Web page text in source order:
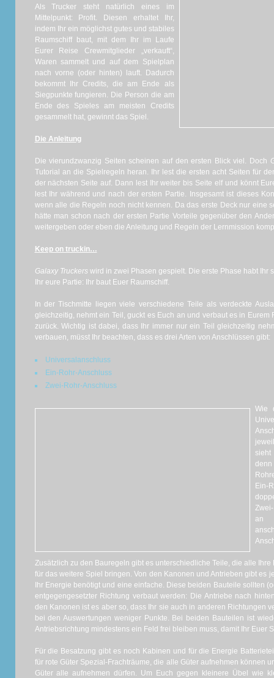
Als Trucker steht natürlich eines im
Mittelpunkt: Profit. Diesen erhaltet Ihr,
indem Ihr ein möglichst gutes und stabiles
Raumschiff baut, mit dem Ihr im Laufe
Eurer Reise Crewmitglieder „verkauft“,
Waren sammelt und auf dem Spielplan
nach vorne (oder hinten) lauft. Dadurch
bekommt Ihr Credits, die am Ende als
Siegpunkte fungieren. Die Person die am
Ende des Spieles am meisten Credits
gesammelt hat, gewinnt das Spiel.
Die Anleitung
Die vierundzwanzig Seiten scheinen auf den ersten Blick viel. Doch
Tutorial an die Spielregeln heran. Ihr lest die ersten acht Seiten für
der nächsten Seite auf. Dann lest Ihr weiter bis Seite elf und könnt
lest Ihr während und nach der ersten Partie. Insgesamt ist dieses
wenn alle die Regeln noch nicht kennen. Da das erste Deck nur eine
hätte man schon nach der ersten Partie Vorteile gegenüber den
weitergeben oder eben die Anleitung und Regeln der Lernmission
Keep on truckin…
Galaxy Truckerswird in zwei Phasen gespielt. Die erste Phase habt Ihr
Ihr eure Partie: Ihr baut Euer Raumschiff.
In der Tischmitte liegen viele verschiedene Teile als verdeckte
gleichzeitig, nehmt ein Teil, guckt es Euch an und verbaut es in
zurück. Wichtig ist dabei, dass Ihr immer nur ein Teil gleichzeitig
verbauen, müsst Ihr beachten, dass es drei Arten von Anschlüssen gibt:
Universalanschluss
Ein-Rohr-Anschluss
Zwei-Rohr-Anschluss
Wie
sieht
Ein-
an
Zusätzlich zu den Bauregeln gibt es unterschiedliche Teile, die alle
für das weitere Spiel bringen. Von den Kanonen und Antrieben gibt es
Ihr Energie benötigt und eine einfache. Diese beiden Bauteile sollten
entgegengesetzter Richtung verbaut werden: Die Antriebe nach
den Kanonen ist es aber so, dass Ihr sie auch in anderen Richtungen
bei den Auswertungen weniger Punkte. Bei beiden Bauteilen ist
Antriebsrichtung mindestens ein Feld frei bleiben muss, damit Ihr Euer
Für die Besatzung gibt es noch Kabinen und für die Energie
für rote Güter Spezial-Frachträume, die alle Güter aufnehmen können
Güter alle aufnehmen dürfen. Um Euch gegen kleinere Übel wie